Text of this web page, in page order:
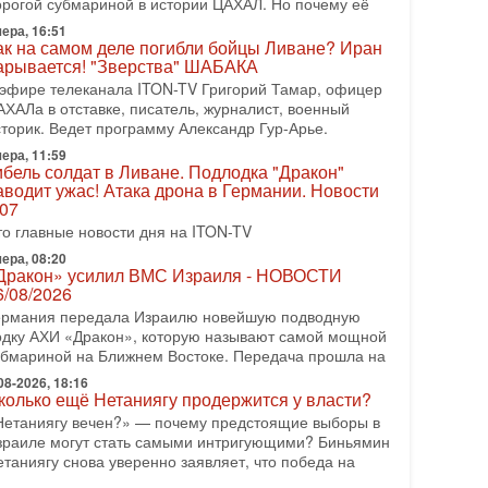
взлет партии «Исраэль ба-алия», когда
2026, 17:00
закрытых дверей: о чём на самом деле
Трамп и Нетаньяху?
визит премьер-министра Израиля Биньямина
в США и его встреча с Дональдом Трампом
больше вопросов, чем ответов. Полная
07-2026, 15:18
готовит покушение на Нетаниягу! Трамп не
эскалации, но КСИР готовит взрыв!
телеканала ITON-TV СЕРГЕЙ МИГДАЛЬ,
по вопросам безопасности, офицер запаса
управления полиции Израиля, автор
2026, 09:02
за разоружение ХАМАСа - НОВОСТИ
07/2026
президент США Дональд Трамп заявил о
исторического соглашения о полном
ХАМАСа и других вооруженных
в
07-2026, 17:59
доведет Трампа до крайних мер? Разбор и
16:51
на самом деле погибли бойцы Ливане? Иран
"Зверства" ШАБАКА
телеканала ITON-TV Григорий Тамар, офицер
в отставке, писатель, журналист, военный
Ведет программу Александр Гур-Арье.
11:59
солдат в Ливане. Подлодка "Дракон"
ужас! Атака дрона в Германии. Новости
главные новости дня на ITON-TV
08:20
усилил ВМС Израиля - НОВОСТИ
08/2026
передала Израилю новейшую подводную
АХИ «Дракон», которую называют самой мощной
на Ближнем Востоке. Передача прошла на
2026, 18:16
ещё Нетаниягу продержится у власти?
вечен?» — почему предстоящие выборы в
могут стать самыми интригующими? Биньямин
снова уверенно заявляет, что победа на